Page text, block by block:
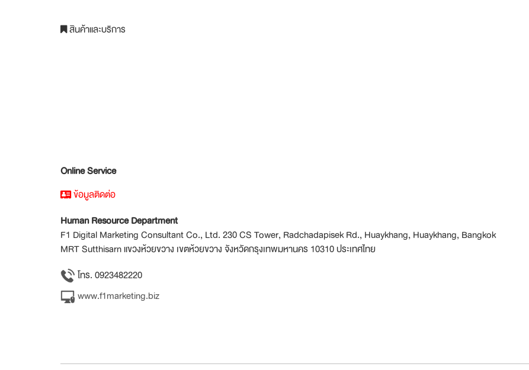
สินค้าและบริการ
Online Service
ข้อมูลติดต่อ
Human Resource Department
F1 Digital Marketing Consultant Co., Ltd. 230 CS Tower, Radchadapisek Rd., Huaykhang, Huaykhang, Bangkok
MRT Sutthisarn แขวงห้วยขวาง เขตห้วยขวาง จังหวัดกรุงเทพมหานคร 10310 ประเทศไทย
โทร. 0923482220
www.f1marketing.biz